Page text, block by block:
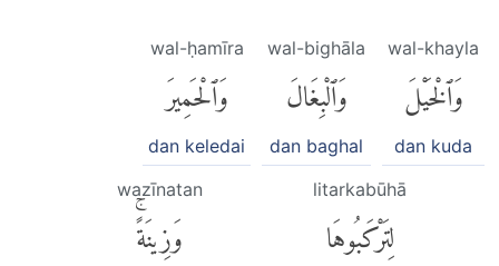
wal-khayla
وَٱلْخَيْلَ
dan kuda
wal-bighāla
وَٱلْبِغَالَ
dan baghal
wal-ḥamīra
وَٱلْحَمِيرَ
dan keledai
litarkabūhā
لِتَرْكَبُوهَا
wazīnatan
وَزِينَةًۚ